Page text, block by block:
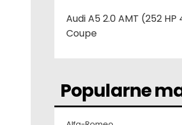
Audi A5 2.0 AMT (252
Coupe
Popularne